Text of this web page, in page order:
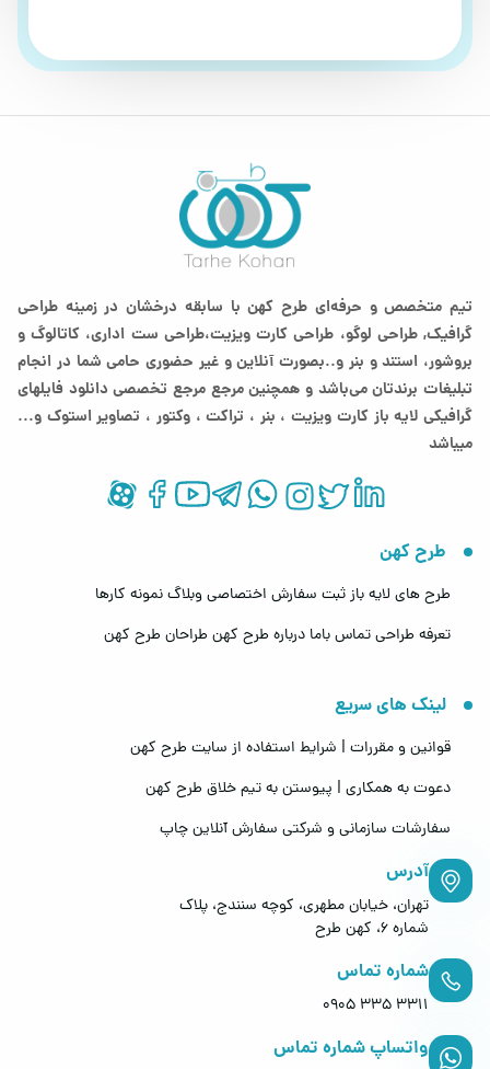
تیم متخصص و حرفه‌ای طرح کهن با سابقه درخشان در زمینه طراحی
گرافیک, طراحی لوگو، طراحی کارت ویزیت،طراحی ست اداری، کاتالوگ و
بروشور، استند و بنر و..بصورت آنلاین و غیر حضوری حامی شما در انجام
تبلیغات برندتان می‌باشد و همچنین مرجع مرجع تخصصی دانلود فایلهای
گرافیکی لایه باز کارت ویزیت ، بنر ، تراکت ، وکتور ، تصاویر استوک و...
میباشد
طرح کهن
طرح های لایه بازثبت سفارش اختصاصیوبلاگنمونه کارها
تعرفه طراحیتماس باما درباره طرح کهن طراحان طرح کهن
لینک های سریع
قوانین و مقررات | شرایط استفاده از سایت طرح کهن
دعوت به همکاری | پیوستن به تیم خلاق طرح کهن
سفارشات سازمانی و شرکتی سفارش آنلاین چاپ
آدرس
تهران، خیابان مطهری، کوچه سنندج، پلاک
شماره 6، کهن طرح
شماره تماس
0905 335 3311
واتساپ شماره تماس